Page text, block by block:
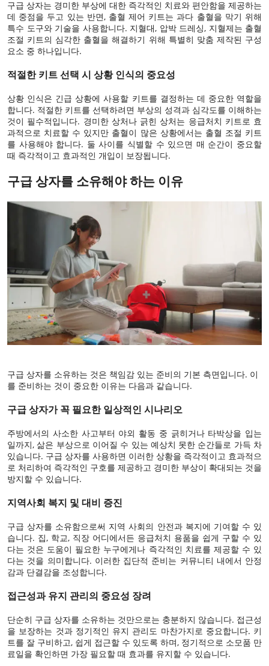
구급 상자는 경미한 부상에 대한 즉각적인 치료와 편안함을 제공하는
데 중점을 두고 있는 반면, 출혈 제어 키트는 과다 출혈을 막기 위해
특수 도구와 기술을 사용합니다. 지혈대, 압박 드레싱, 지혈제는 출혈
조절 키트의 심각한 출혈을 해결하기 위해 특별히 맞춤 제작된 구성
요소 중 하나입니다.
적절한 키트 선택 시 상황 인식의 중요성
상황 인식은 긴급 상황에 사용할 키트를 결정하는 데 중요한 역할을
합니다. 적절한 키트를 선택하려면 부상의 성격과 심각도를 이해하는
것이 필수적입니다. 경미한 상처나 긁힌 상처는 응급처치 키트로 효
과적으로 치료할 수 있지만 출혈이 많은 상황에서는 출혈 조절 키트
를 사용해야 합니다. 둘 사이를 식별할 수 있으면 매 순간이 중요할
때 즉각적이고 효과적인 개입이 보장됩니다.
구급 상자를 소유해야 하는 이유
구급 상자를 소유하는 것은 책임감 있는 준비의 기본 측면입니다. 이
를 준비하는 것이 중요한 이유는 다음과 같습니다.
구급 상자가 꼭 필요한 일상적인 시나리오
주방에서의 사소한 사고부터 야외 활동 중 긁히거나 타박상을 입는
일까지, 삶은 부상으로 이어질 수 있는 예상치 못한 순간들로 가득 차
있습니다. 구급 상자를 사용하면 이러한 상황을 즉각적이고 효과적으
로 처리하여 즉각적인 구호를 제공하고 경미한 부상이 확대되는 것을
방지할 수 있습니다.
지역사회 복지 및 대비 증진
구급 상자를 소유함으로써 지역 사회의 안전과 복지에 기여할 수 있
습니다. 집, 학교, 직장 어디에서든 응급처치 용품을 쉽게 구할 수 있
다는 것은 도움이 필요한 누구에게나 즉각적인 치료를 제공할 수 있
다는 것을 의미합니다. 이러한 집단적 준비는 커뮤니티 내에서 안정
감과 단결감을 조성합니다.
접근성과 유지 관리의 중요성 장려
단순히 구급 상자를 소유하는 것만으로는 충분하지 않습니다. 접근성
을 보장하는 것과 정기적인 유지 관리도 마찬가지로 중요합니다. 키
트를 잘 구비하고, 쉽게 접근할 수 있도록 하며, 정기적으로 소모품 만
료일을 확인하면 가장 필요할 때 효과를 유지할 수 있습니다.